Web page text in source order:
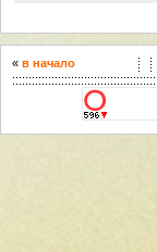
« в начало